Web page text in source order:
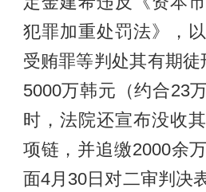
犯罪加重处罚法》，
受贿罪等判处其有期
5000万韩元（约合23
时，法院还宣布没收
项链，并追缴2000余
面4月30日对二审判决